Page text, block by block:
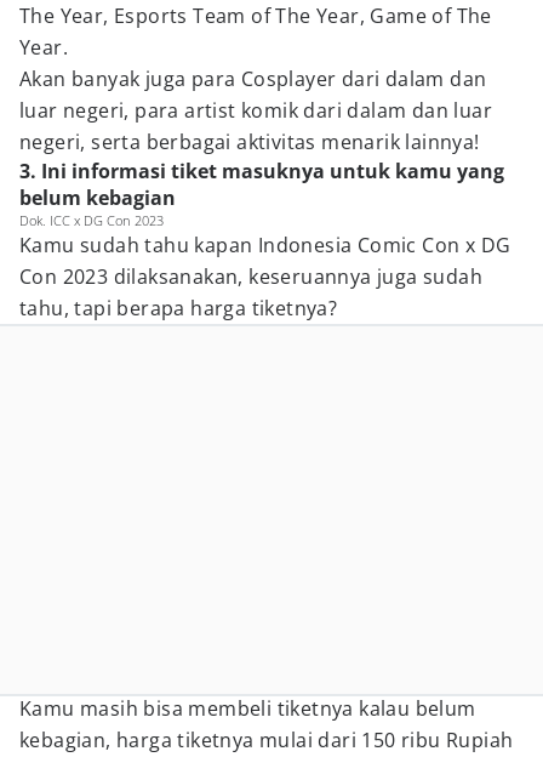
The Year, Esports Team of The Year, Game of The
Year.
Akan banyak juga para Cosplayer dari dalam dan
luar negeri, para artist komik dari dalam dan luar
negeri, serta berbagai aktivitas menarik lainnya!
3. Ini informasi tiket masuknya untuk kamu yang
belum kebagian
Dok. ICC x DG Con 2023
Kamu sudah tahu kapan Indonesia Comic Con x DG
Con 2023 dilaksanakan, keseruannya juga sudah
tahu, tapi berapa harga tiketnya?
Kamu masih bisa membeli tiketnya kalau belum
kebagian, harga tiketnya mulai dari 150 ribu Rupiah